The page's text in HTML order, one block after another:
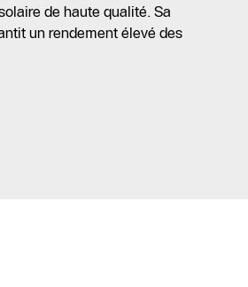
de haute qualité. Sa
un rendement élevé des